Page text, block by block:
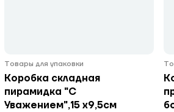
Товары для упаковки
Коробка складная
пирамидка "С
Уважением",15 х9,5см